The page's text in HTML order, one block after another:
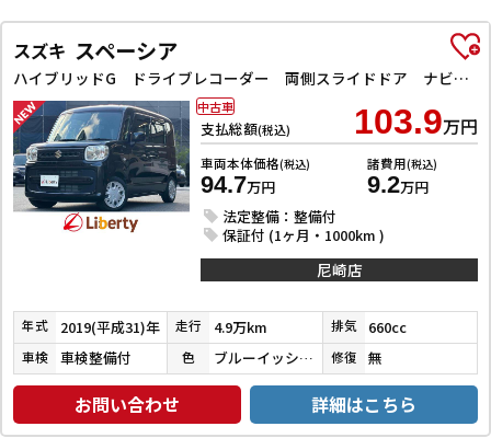
スズキ スペーシア
ハイブリッドG ドライブレコーダー 両側スライドドア ナビ TV オートライト スマートキー アイドリングストップ 電動格納ミラー ベンチシート CVT ABS ESC CD エアコン パワーウィンドウ
支払総額(税込) 103.9万円
車両本体価格(税込)
94.7万円
諸費用(税込)
9.2万円
法定整備：整備付
保証付 (1ヶ月・1000km )
中古車
尼崎店
年式 2019(平成31)年 走行 4.9万km 排気 660cc
車検 車検整備付 色 ブルーイッシュブラックパール３ 修復 無
お問い合わせ 詳細はこちら